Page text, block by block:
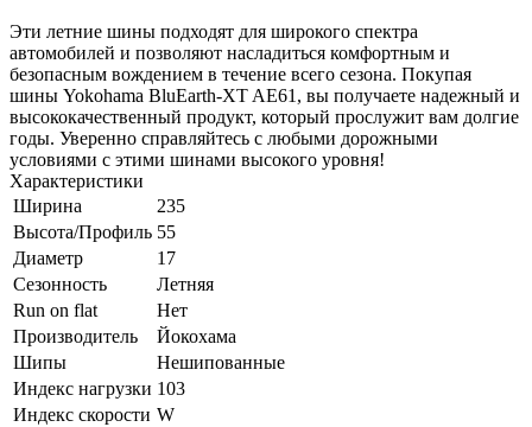
Эти летние шины подходят для широкого спектра
автомобилей и позволяют насладиться комфортным и
безопасным вождением в течение всего сезона. Покупая
шины Yokohama BluEarth-XT AE61, вы получаете надежный и
высококачественный продукт, который прослужит вам долгие
годы. Уверенно справляйтесь с любыми дорожными
условиями с этими шинами высокого уровня!
Характеристики
Ширина
235
Высота/Профиль 55
Диаметр
17
Сезонность
Летняя
Run on flat
Нет
Производитель
Йокохама
Шипы
Нешипованные
Индекс нагрузки 103
Индекс скорости W